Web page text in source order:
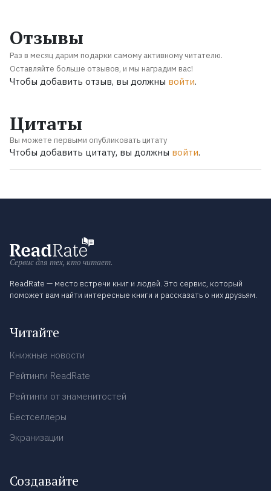
Отзывы
Раз в месяц дарим подарки самому активному читателю.
Оставляйте больше отзывов, и мы наградим вас!
Чтобы добавить отзыв, вы должны войти.
Цитаты
Вы можете первыми опубликовать цитату
Чтобы добавить цитату, вы должны войти.
Сервис для тех, кто читает.
ReadRate — место встречи книг и людей. Это сервис, который
поможет вам найти интересные книги и рассказать о них друзьям.
Читайте
Книжные новости
Рейтинги ReadRate
Рейтинги от знаменитостей
Бестселлеры
Экранизации
Создавайте